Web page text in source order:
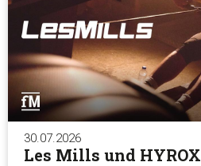
30.07.2026
Les Mills und HYROX